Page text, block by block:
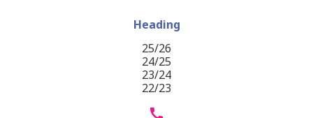
Heading
25/26
24/25
23/24
22/23